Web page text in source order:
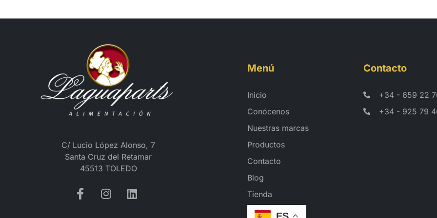
C/ Lucio López Alonso, 7
Santa Cruz del Retamar
45513 TOLEDO
Menú
Inicio
Conócenos
Nuestras marcas
Productos
Contacto
Blog
Tienda
Contacto
+34 - 659 22
+34 - 925 79